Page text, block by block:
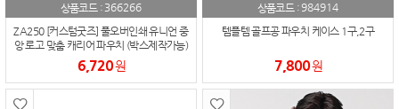
상품코드 : 366266
ZA250 [커스텀굿즈] 풀오버인쇄 유니언 중
앙 로고 맞춤 캐리어 파우치 (박스제작가능)
6,720원
상품코드 :984914
템플템 골프공 파우치 케이스 1구,2구
7,800원